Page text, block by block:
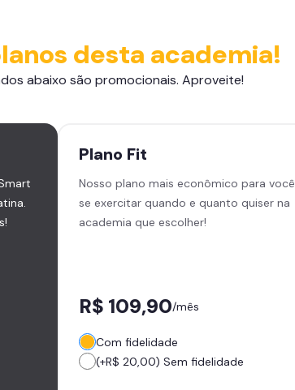
desta academia!
abaixo são promocionais. Aproveite!
Plano Fit
Nosso plano mais econômico para você
se exercitar quando e quanto quiser na
academia que escolher!
R$ 109,90/mês
Com fidelidade
(+R$ 20,00) Sem fidelidade